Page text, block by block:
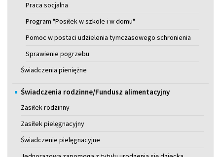
Praca socjalna
Program "Posiłek w szkole i w domu"
Pomoc w postaci udzielenia tymczasowego schronienia
Sprawienie pogrzebu
Świadczenia pieniężne
Świadczenia rodzinne/Fundusz alimentacyjny
Zasiłek rodzinny
Zasiłek pielęgnacyjny
Świadczenie pielęgnacyjne